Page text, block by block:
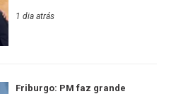
1 dia atrás
Friburgo: PM faz grande